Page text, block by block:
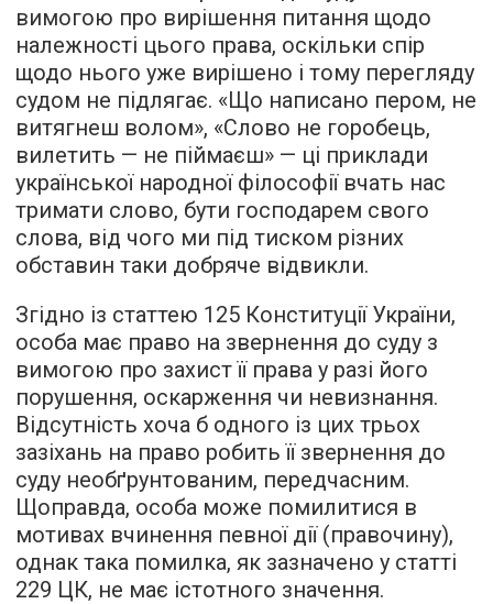
вимогою про вирішення питання щодо
належності цього права, оскільки спір
щодо нього уже вирішено і тому перегляду
судом не підлягає. «Що написано пером, не
витягнеш волом», «Слово не горобець,
вилетить — не піймаєш» — ці приклади
української народної філософії вчать нас
тримати слово, бути господарем свого
слова, від чого ми під тиском різних
обставин таки добряче відвикли.
Згідно із статтею 125 Конституції України,
особа має право на звернення до суду з
вимогою про захист її права у разі його
порушення, оскарження чи невизнання.
Відсутність хоча б одного із цих трьох
зазіхань на право робить її звернення до
суду необґрунтованим, передчасним.
Щоправда, особа може помилитися в
мотивах вчинення певної дії (правочину),
однак така помилка, як зазначено у статті
229 ЦК, не має істотного значення.